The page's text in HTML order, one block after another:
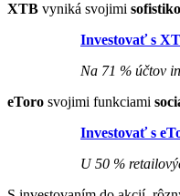
XTB vyniká svojimi
Investovať s
Na 71 % účtov
eToro svojimi funkciami
Investovať s
U 50 %